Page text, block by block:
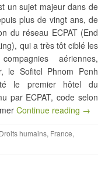
un sujet majeur dans de
plus de vingt ans, de
du réseau ECPAT (End
qui a très tôt ciblé les
aériennes,
le Sofitel Phnom Penh
le premier hôtel du
par ECPAT, code selon
Continue reading →
Droits humains, France,